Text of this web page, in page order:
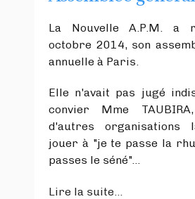
La Nouvelle A.P.M. a
octobre 2014, son
annuelle à Paris.
Elle n'avait pas jugé
convier Mme
d'autres organisations
jouer à "je te passe la
passes le séné"...
Lire la suite...